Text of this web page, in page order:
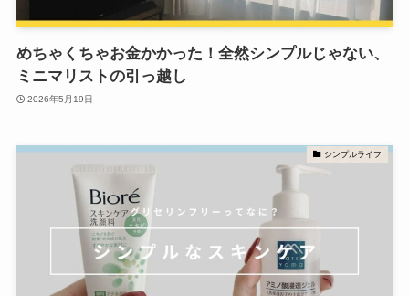
めちゃくちゃお金かかった！全然シンプルじゃない、
ミニマリストの引っ越し
2026年5月19日
シンプルライフ